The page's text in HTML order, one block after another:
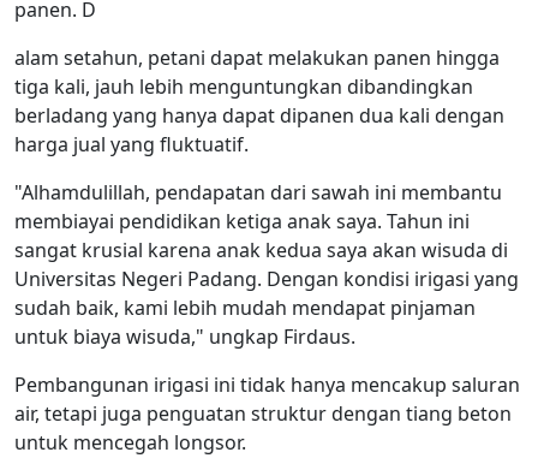
panen. D
alam setahun, petani dapat melakukan panen hingga
tiga kali, jauh lebih menguntungkan dibandingkan
berladang yang hanya dapat dipanen dua kali dengan
harga jual yang fluktuatif.
"Alhamdulillah, pendapatan dari sawah ini membantu
membiayai pendidikan ketiga anak saya. Tahun ini
sangat krusial karena anak kedua saya akan wisuda di
Universitas Negeri Padang. Dengan kondisi irigasi yang
sudah baik, kami lebih mudah mendapat pinjaman
untuk biaya wisuda," ungkap Firdaus.
Pembangunan irigasi ini tidak hanya mencakup saluran
air, tetapi juga penguatan struktur dengan tiang beton
untuk mencegah longsor.